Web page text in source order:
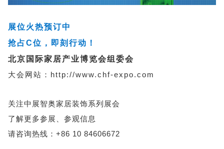
展位火热预订中
抢占C位，即刻行动！
北京国际家居产业博览会组委会
大会网站： http://www.chf-expo.com
关注中展智奥家居装饰系列展会
了解更多参展、参观信息
请咨询热线：+86 10 84606672